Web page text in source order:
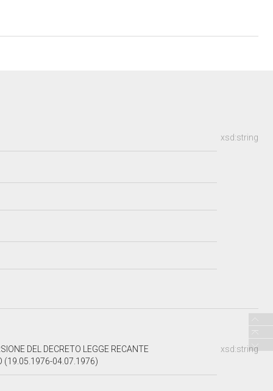
xsd:string
xsd:string
DEL DECRETO LEGGE RECANTE
(19.05.1976-04.07.1976)